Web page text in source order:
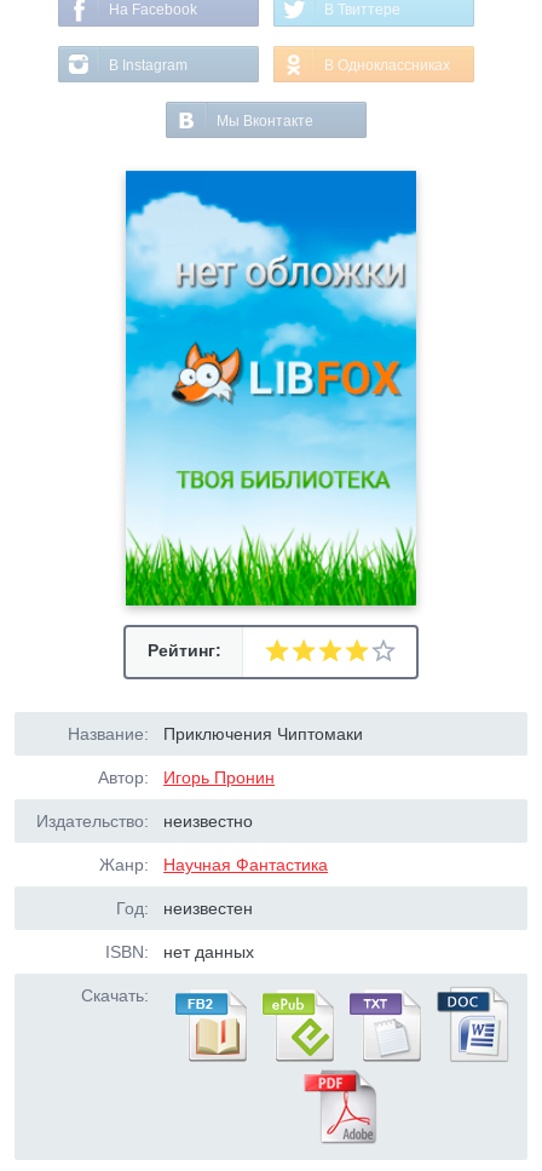
На Facebook В Твиттере
В Instagram В Одноклассниках
Мы Вконтакте
Рейтинг:
Название: Приключения Чиптомаки
Автор: Игорь Пронин
Издательство: неизвестно
Жанр: Научная Фантастика
Год: неизвестен
ISBN: нет данных
Скачать: